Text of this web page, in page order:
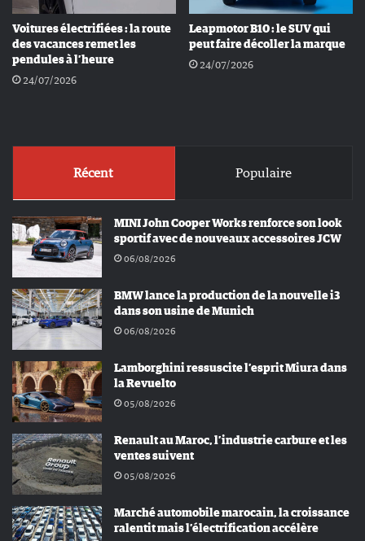
Voitures électrifiées : la route
des vacances remet les
pendules à l’heure
24/07/2026
Leapmotor B10 : le SUV qui
peut faire décoller la marque
24/07/2026
Récent Populaire
MINI John Cooper Works renforce son look
sportif avec de nouveaux accessoires JCW
06/08/2026
BMW lance la production de la nouvelle i3
dans son usine de Munich
06/08/2026
Lamborghini ressuscite l’esprit Miura dans
la Revuelto
05/08/2026
Renault au Maroc, l’industrie carbure et les
ventes suivent
05/08/2026
Marché automobile marocain, la croissance
ralentit mais l’électrification accélère